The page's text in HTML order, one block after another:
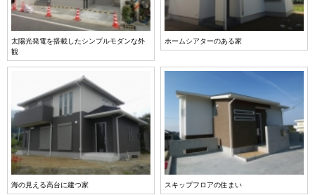
太陽光発電を搭載したシンプルモダンな外
観
ホームシアターのある家
海の見える高台に建つ家 スキップフロアの住まい